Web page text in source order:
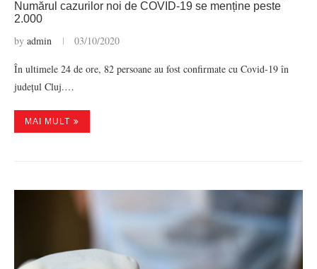
Numărul cazurilor noi de COVID-19 se menține peste
2.000
by admin 03/10/2020
În ultimele 24 de ore, 82 persoane au fost confirmate cu Covid-19 în
județul Cluj.…
MAI MULT